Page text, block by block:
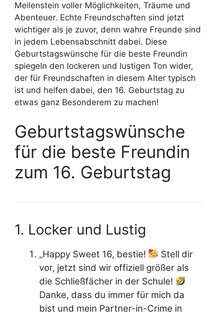
Meilenstein voller Möglichkeiten, Träume und
Abenteuer. Echte Freundschaften sind jetzt
wichtiger als je zuvor, denn wahre Freunde sind
in jedem Lebensabschnitt dabei. Diese
Geburtstagswünsche für die beste Freundin
spiegeln den lockeren und lustigen Ton wider,
der für Freundschaften in diesem Alter typisch
ist und helfen dabei, den 16. Geburtstag zu
etwas ganz Besonderem zu machen!
Geburtstagswünsche
für die beste Freundin
zum 16. Geburtstag
1. Locker und Lustig
„Happy Sweet 16, bestie!
Stell dir
vor, jetzt sind wir offiziell größer als
die Schließfächer in der Schule!
Danke, dass du immer für mich da
bist und mein Partner-in-Crime in